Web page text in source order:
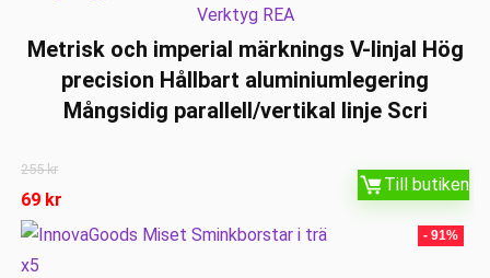
Verktyg REA
Metrisk och imperial märknings V-linjal Hög
precision Hållbart aluminiumlegering
Mångsidig parallell/vertikal linje Scri
255kr
69 kr
Till butiken
- 91%